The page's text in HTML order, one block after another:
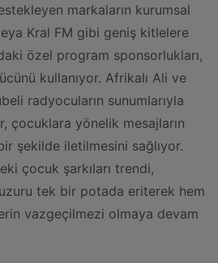
markaların kurumsal
Kral FM gibi geniş kitlelere
özel program sponsorlukları,
kullanıyor. Afrikalı Ali ve
radyocuların sunumlarıyla
çocuklara yönelik mesajların
şekilde iletilmesini sağlıyor.
çocuk şarkıları trendi,
tek bir potada eriterek hem
vazgeçilmezi olmaya devam